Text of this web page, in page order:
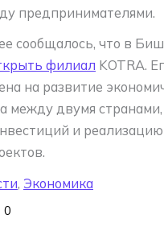
предпринимателями.
сообщалось, что в
филиал KOTRA.
на развитие
между двумя странами,
и реализацию
, Экономика
0